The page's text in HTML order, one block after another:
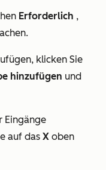
Erforderlich ,
klicken Sie
hinzufügen und
Eingänge
auf das X oben